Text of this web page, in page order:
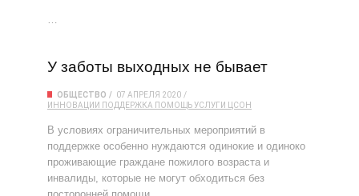
…
У заботы выходных не бывает
ОБЩЕСТВО
07 АПРЕЛЯ 2020
ИННОВАЦИИ ПОДДЕРЖКА ПОМОЩЬУСЛУГИ ЦСОН
В условиях ограничительных мероприятий в
поддержке особенно нуждаются одинокие и одиноко
проживающие граждане пожилого возраста и
инвалиды, которые не могут обходиться без